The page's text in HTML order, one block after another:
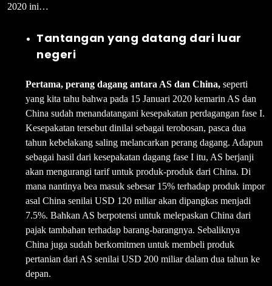
2020 ini…
Tantangan yang datang dari luar
negeri
Pertama, perang dagang antara AS dan China, seperti
yang kita tahu bahwa pada 15 Januari 2020 kemarin AS dan
China sudah menandatangani kesepakatan perdagangan fase I.
Kesepakatan tersebut dinilai sebagai terobosan, pasca dua
tahun kebelakang saling melancarkan perang dagang. Adapun
sebagai hasil dari kesepakatan dagang fase I itu, AS berjanji
akan mengurangi tarif untuk produk-produk dari China. Di
mana nantinya bea masuk sebesar 15% terhadap produk impor
asal China senilai USD 120 miliar akan dipangkas menjadi
7.5%. Bahkan AS berpotensi untuk melepaskan China dari
pajak tambahan terhadap barang-barangnya. Sebaliknya
China juga sudah berkomitmen untuk membeli produk
pertanian dari AS senilai USD 200 miliar dalam dua tahun ke
depan.